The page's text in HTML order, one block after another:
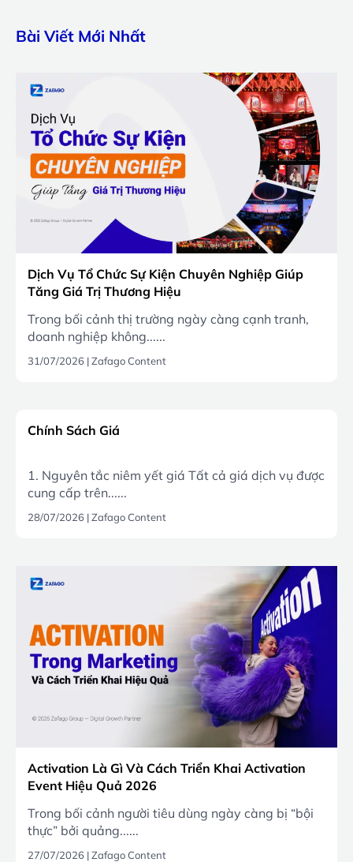
Bài Viết Mới Nhất
Dịch Vụ Tổ Chức Sự Kiện Chuyên Nghiệp Giúp
Tăng Giá Trị Thương Hiệu
Trong bối cảnh thị trường ngày càng cạnh tranh,
doanh nghiệp không......
31/07/2026 |Zafago Content
Chính Sách Giá
1. Nguyên tắc niêm yết giá Tất cả giá dịch vụ được
cung cấp trên......
28/07/2026 |Zafago Content
Activation Là Gì Và Cách Triển Khai Activation
Event Hiệu Quả 2026
Trong bối cảnh người tiêu dùng ngày càng bị “bội
thực” bởi quảng......
27/07/2026 |Zafago Content